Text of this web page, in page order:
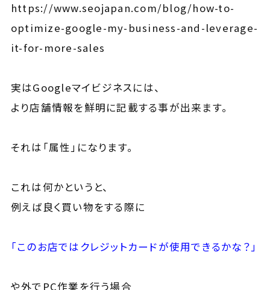
https://www.seojapan.com/blog/how-to-
optimize-google-my-business-and-leverage-
it-for-more-sales
実はGoogleマイビジネスには、
より店舗情報を鮮明に記載する事が出来ます。
それは「属性」になります。
これは何かというと、
例えば良く買い物をする際に
「このお店ではクレジットカードが使用できるかな？」
や外でPC作業を行う場合